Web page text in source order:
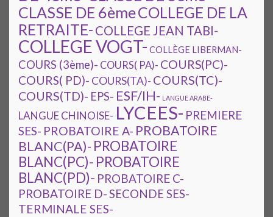
CLASSE DE 6èmeCOLLEGE DE LA
RETRAITE- COLLEGE JEAN TABI-
COLLEGE VOGT- COLLÈGE LIBERMAN-
COURS (3ème)- COURS( PA)- COURS(PC)-
COURS( PD)- COURS(TA)- COURS(TC)-
COURS(TD)- EPS- ESF/IH- LANGUE ARABE-
LANGUE CHINOISE- LYCEES- PREMIERE
SES- PROBATOIRE A- PROBATOIRE
BLANC(PA)- PROBATOIRE
BLANC(PC)- PROBATOIRE
BLANC(PD)- PROBATOIRE C-
PROBATOIRE D-SECONDE SES-
TERMINALE SES-